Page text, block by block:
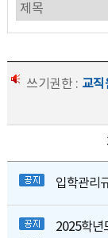
쓰기권한 : 교직
입학관리규
2025학년